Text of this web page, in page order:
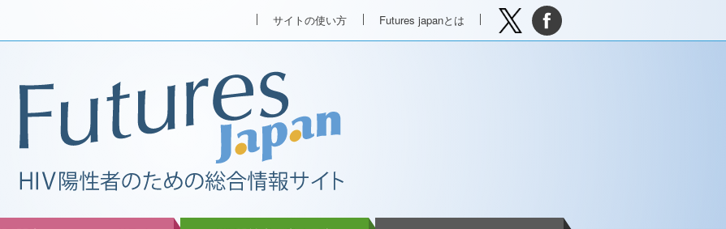
サイトの使い方 Futures japanとは